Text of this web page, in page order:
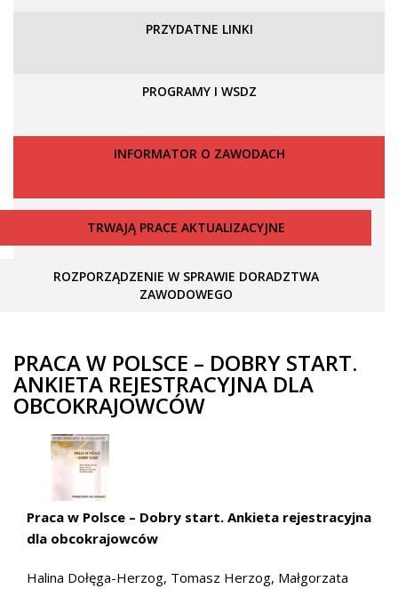
PRZYDATNE LINKI
PROGRAMY I WSDZ
INFORMATOR O ZAWODACH
TRWAJĄ PRACE AKTUALIZACYJNE
ROZPORZĄDZENIE W SPRAWIE DORADZTWA
ZAWODOWEGO
PRACA W POLSCE – DOBRY START.
ANKIETA REJESTRACYJNA DLA
OBCOKRAJOWCÓW
Praca w Polsce – Dobry start. Ankieta rejestracyjna
dla obcokrajowców
Halina Dołęga-Herzog, Tomasz Herzog, Małgorzata